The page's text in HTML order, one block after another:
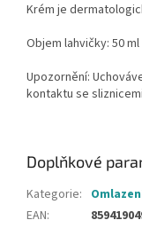
Krém je
Objem lahvičky: 50 ml
Upozornění:
kontaktu se
Doplňkové
Kategorie:
EAN: